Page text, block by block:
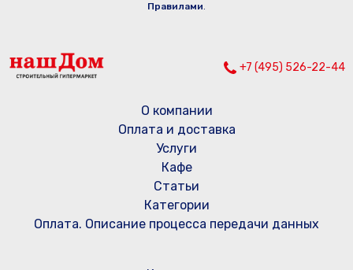
Правилами.
+7 (495) 526-22-44
О компании
Оплата и доставка
Услуги
Кафе
Статьи
Категории
Оплата. Описание процесса передачи данных